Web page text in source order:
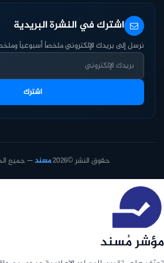
اشترك في النشرة البريدية
نرسل إلى بريدك الإلكتروني ملخصاً أسبوعياً
اشترك
حقوق النشر ©2026 مسند— جميع
مؤشر مُسند